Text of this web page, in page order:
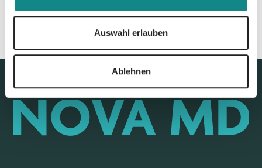
Auswahl erlauben
Ablehnen